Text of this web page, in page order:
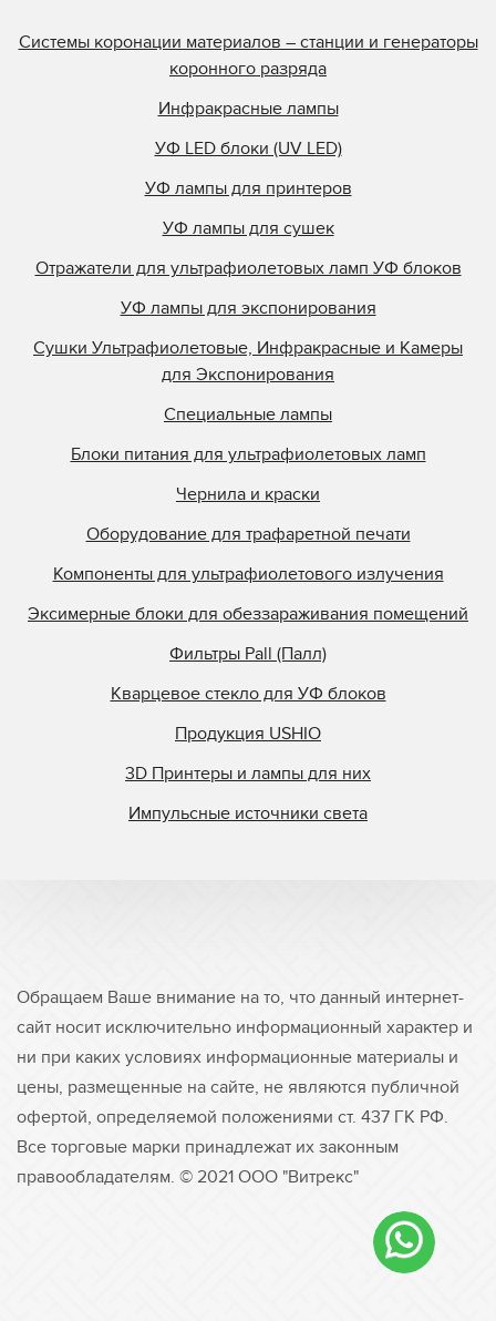
Системы коронации материалов – станции и генераторы
коронного разряда
Инфракрасные лампы
УФ LED блоки (UV LED)
УФ лампы для принтеров
УФ лампы для сушек
Отражатели для ультрафиолетовых ламп УФ блоков
УФ лампы для экспонирования
Сушки Ультрафиолетовые, Инфракрасные и Камеры
для Экспонирования
Специальные лампы
Блоки питания для ультрафиолетовых ламп
Чернила и краски
Оборудование для трафаретной печати
Компоненты для ультрафиолетового излучения
Эксимерные блоки для обеззараживания помещений
Фильтры Pall (Палл)
Кварцевое стекло для УФ блоков
Продукция USHIO
3D Принтеры и лампы для них
Импульсные источники света
Обращаем Ваше внимание на то, что данный интернет-
сайт носит исключительно информационный характер и
ни при каких условиях информационные материалы и
цены, размещенные на сайте, не являются публичной
офертой, определяемой положениями ст. 437 ГК РФ.
Все торговые марки принадлежат их законным
правообладателям. © 2021 ООО "Витрекс"